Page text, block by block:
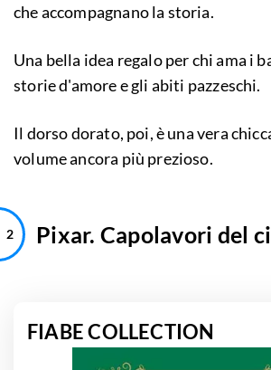
che accompagnano la storia.
Una bella idea regalo per chi ama i
storie d'amore e gli abiti pazzeschi.
Il dorso dorato, poi, è una vera
volume ancora più prezioso.
Pixar. Capolavori del
FIABE COLLECTION